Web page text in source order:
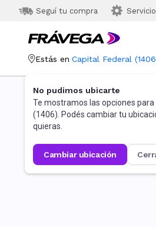
Seguí tu compra
Estás en Capital Federal (1406
No pudimos ubicarte
Te mostramos las opciones para
(1406). Podés cambiar tu
quieras.
cambiar ubicación